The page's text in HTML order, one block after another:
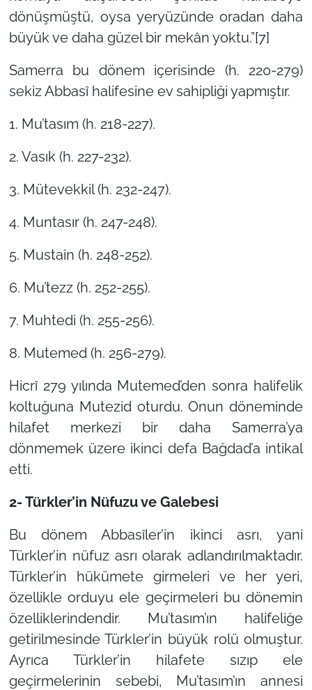
dönüşmüştü, oysa yeryüzünde oradan daha
büyük ve daha güzel bir mekân yoktu.”[7]
Samerra bu dönem içerisinde (h. 220-279)
sekiz Abbasî halifesine ev sahipliği yapmıştır.
1. Mu’tasım (h. 218-227).
2. Vasık (h. 227-232).
3. Mütevekkil (h. 232-247).
4. Muntasır (h. 247-248).
5. Mustain (h. 248-252).
6. Mu’tezz (h. 252-255).
7. Muhtedi (h. 255-256).
8. Mutemed (h. 256-279).
Hicrî 279 yılında Mutemed’den sonra halifelik
koltuğuna Mutezid oturdu. Onun döneminde
hilafet merkezi bir daha Samerra’ya
dönmemek üzere ikinci defa Bağdad’a intikal
etti.
2- Türkler’in Nüfuzu ve Galebesi
Bu dönem Abbasîler’in ikinci asrı, yani
Türkler’in nüfuz asrı olarak adlandırılmaktadır.
Türkler’in hükümete girmeleri ve her yeri,
özellikle orduyu ele geçirmeleri bu dönemin
özelliklerindendir. Mu’tasım’ın halifeliğe
getirilmesinde Türkler’in büyük rolü olmuştur.
Ayrıca Türkler’in hilafete sızıp ele
geçirmelerinin sebebi, Mu’tasım’ın annesi